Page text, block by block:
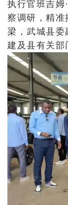
执行官班吉姆
察调研，精准
梁，武城县委
建及县有关部